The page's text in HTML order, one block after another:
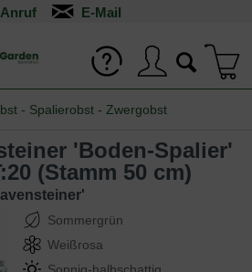
Anruf
- Spalierobst - Zwergobst
(Stamm 50 cm)
Sommergrün
Weißrosa